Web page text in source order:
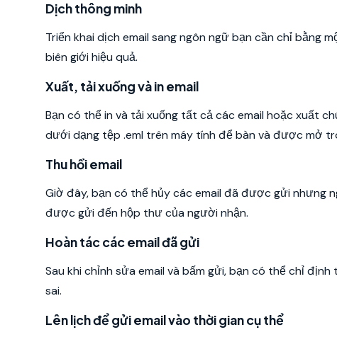
Dịch thông minh
Triển khai dịch email sang ngôn ngữ bạn cần chỉ bằng
biên giới hiệu quả.
Xuất, tải xuống và in email
Bạn có thể in và tải xuống tất cả các email hoặc xuất
dưới dạng tệp .eml trên máy tính để bàn và được mở
Thu hồi email
Giờ đây, bạn có thể hủy các email đã được gửi nhưng
được gửi đến hộp thư của người nhận.
Hoàn tác các email đã gửi
Sau khi chỉnh sửa email và bấm gửi, bạn có thể chỉ
sai.
Lên lịch để gửi email vào thời gian cụ thể